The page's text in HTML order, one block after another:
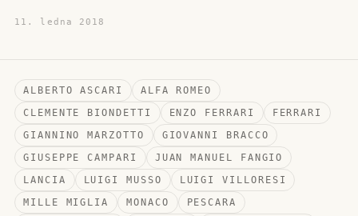
11. ledna 2018
ALBERTO ASCARI
ALFA ROMEO
CLEMENTE BIONDETTI
ENZO FERRARI
FERRARI
GIANNINO MARZOTTO
GIOVANNI BRACCO
GIUSEPPE CAMPARI
JUAN MANUEL FANGIO
LANCIA
LUIGI MUSSO
LUIGI VILLORESI
MILLE MIGLIA
MONACO
PESCARA